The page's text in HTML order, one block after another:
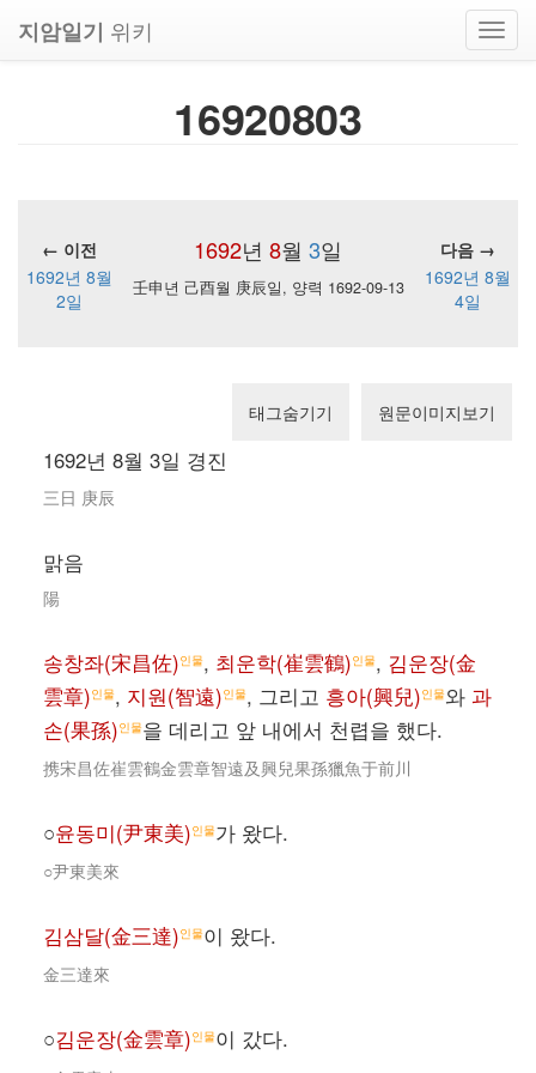
지암일기 위키
16920803
1692년 8월 3일
← 이전
다음 →
1692년 8월
2일
壬申년 己酉월 庚辰일, 양력 1692-09-13
1692년 8월
4일
태그숨기기 원문이미지보기
1692년 8월 3일 경진
三日 庚辰
맑음
陽
송창좌(宋昌佐)인물, 최운학(崔雲鶴)인물, 김운장(金
雲章)인물, 지원(智遠)인물, 그리고 흥아(興兒)인물와 과
손(果孫)인물을 데리고 앞 내에서 천렵을 했다.
携宋昌佐崔雲鶴金雲章智遠及興兒果孫獵魚于前川
○윤동미(尹東美)인물가 왔다.
○尹東美來
김삼달(金三達)인물이 왔다.
金三達來
○김운장(金雲章)인물이 갔다.